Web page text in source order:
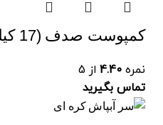
کمپوست صدف (17 کیلوگرم)
نمره4.40از 5
تماس بگیرید